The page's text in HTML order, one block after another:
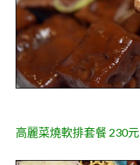
高麗菜燒軟排套餐 230元